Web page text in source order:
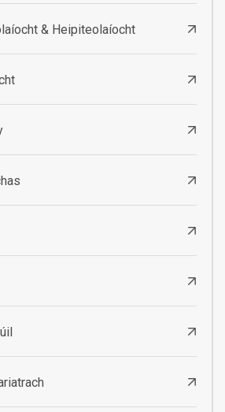
& Heipiteolaíocht